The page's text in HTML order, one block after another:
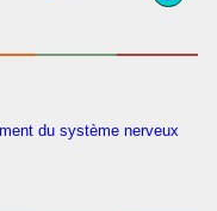
du système nerveux